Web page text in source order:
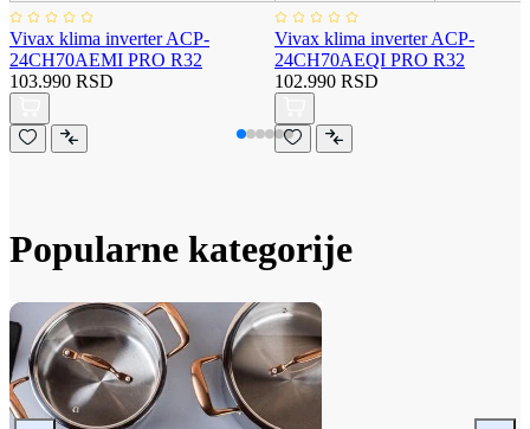
Vivax klima inverter ACP-
24CH70AEMI PRO R32
103.990 RSD
Vivax klima inverter ACP-
24CH70AEQI PRO R32
102.990 RSD
Popularne kategorije